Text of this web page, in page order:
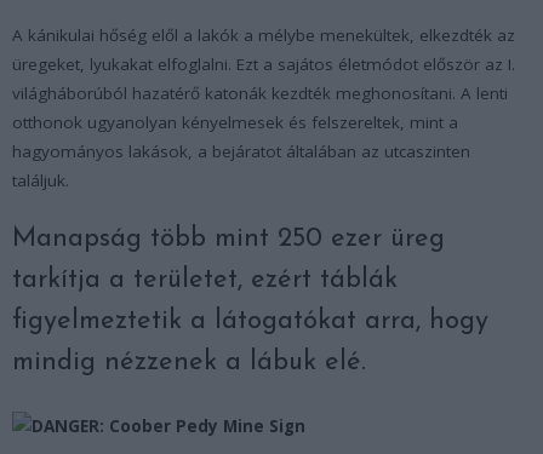
A kánikulai hőség elől a lakók a mélybe menekültek, elkezdték az
üregeket, lyukakat elfoglalni. Ezt a sajátos életmódot először az I.
világháborúból hazatérő katonák kezdték meghonosítani. A lenti
otthonok ugyanolyan kényelmesek és felszereltek, mint a
hagyományos lakások, a bejáratot általában az utcaszinten
találjuk.
Manapság több mint 250 ezer üreg
tarkítja a területet, ezért táblák
figyelmeztetik a látogatókat arra, hogy
mindig nézzenek a lábuk elé.